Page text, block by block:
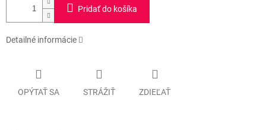
Pridať do košíka
Detailné informácie
OPÝTAŤ SA STRÁŽIŤ ZDIEĽAŤ